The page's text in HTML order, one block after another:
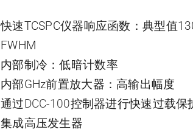
快速TCSPC仪器响应函数：典型值
FWHM
内部制冷：低暗计数率
内部GHz前置放大器：高输出幅度
通过DCC-100控制器进行快速过载保
集成高压发生器